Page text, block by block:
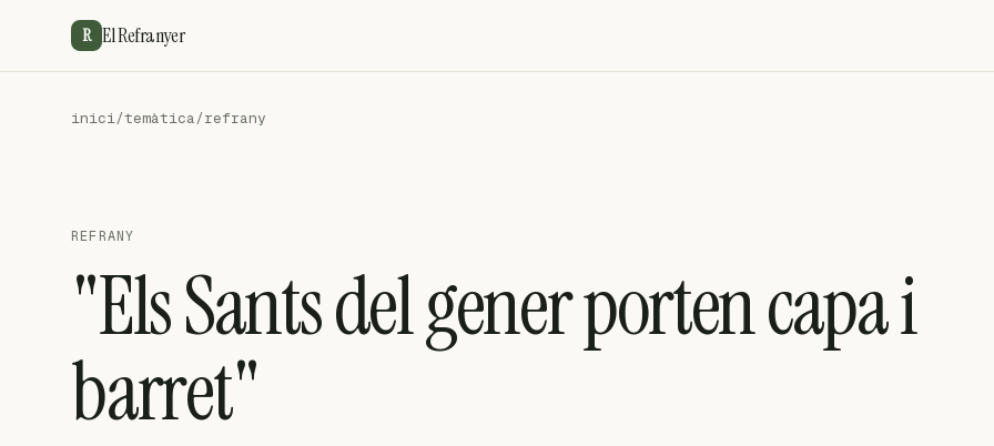
R El Refranyer
inici/temàtica/refrany
REFRANY
"Els Sants del gener porten capa i
barret"